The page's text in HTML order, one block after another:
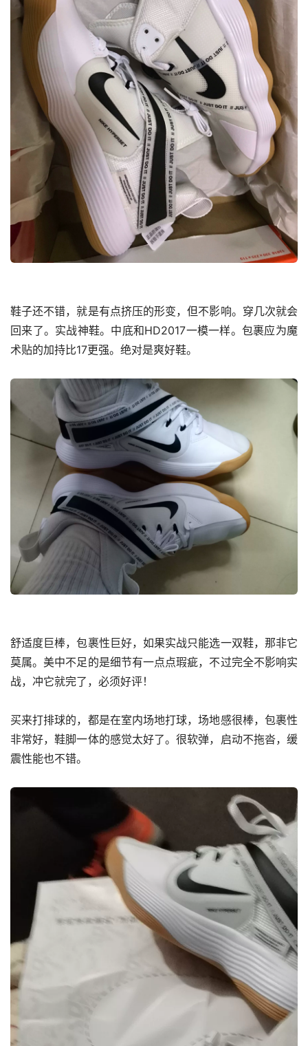
鞋子还不错，就是有点挤压的形变，但不影响。穿几次就会
回来了。实战神鞋。中底和HD2017一模一样。包裹应为魔
术贴的加持比17更强。绝对是爽好鞋。
舒适度巨棒，包裹性巨好，如果实战只能选一双鞋，那非它
莫属。美中不足的是细节有一点点瑕疵，不过完全不影响实
战，冲它就完了，必须好评！
买来打排球的，都是在室内场地打球，场地感很棒，包裹性
非常好，鞋脚一体的感觉太好了。很软弹，启动不拖沓，缓
震性能也不错。